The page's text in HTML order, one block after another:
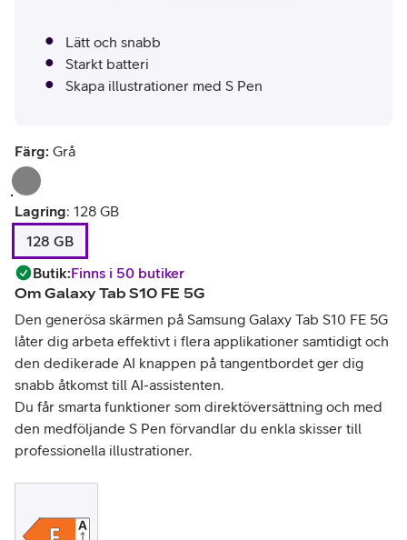
Lätt och snabb
Starkt batteri
Skapa illustrationer med S Pen
Färg: Grå
Lagring: 128 GB
128 GB
Butik:Finns i 50 butiker
Om Galaxy Tab S10 FE 5G
Den generösa skärmen på Samsung Galaxy Tab S10 FE 5G
låter dig arbeta effektivt i flera applikationer samtidigt och
den dedikerade AI knappen på tangentbordet ger dig
snabb åtkomst till AI-assistenten.
Du får smarta funktioner som direktöversättning och med
den medföljande S Pen förvandlar du enkla skisser till
professionella illustrationer.